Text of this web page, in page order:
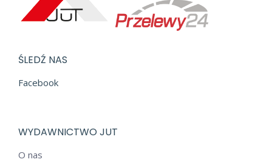
ŚLEDŹ NAS
Facebook
WYDAWNICTWO JUT
O nas